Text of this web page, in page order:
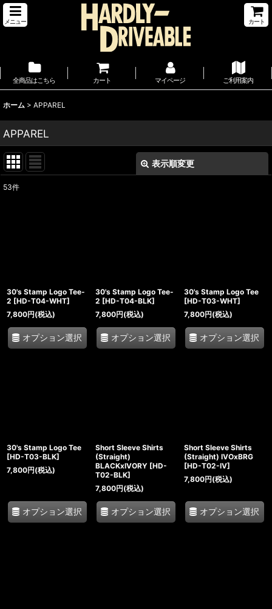
メニュー カート
全商品はこちら カート マイページ ご利用案内
ホーム > APPAREL
APPAREL
表示順変更
絞り込む
53件
30's Stamp Logo Tee-
2 [HD-T04-WHT]
7,800円(税込)
オプション選択
30's Stamp Logo Tee-
2 [HD-T04-BLK]
7,800円(税込)
オプション選択
30's Stamp Logo Tee
[HD-T03-WHT]
7,800円(税込)
オプション選択
30's Stamp Logo Tee
[HD-T03-BLK]
7,800円(税込)
オプション選択
Short Sleeve Shirts
(Straight)
BLACKxIVORY [HD-
T02-BLK]
7,800円(税込)
オプション選択
Short Sleeve Shirts
(Straight) IVOxBRG
[HD-T02-IV]
7,800円(税込)
オプション選択